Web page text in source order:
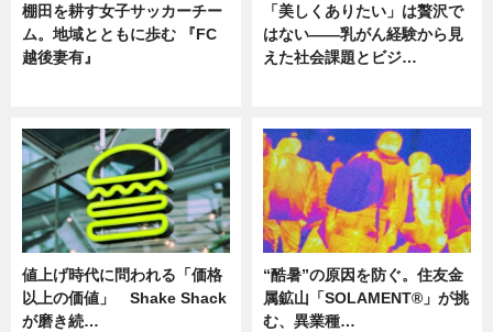
棚田を耕す女子サッカーチー
ム。地域とともに歩む 『FC
越後妻有』
「美しくありたい」は贅沢で
はない――乳がん経験から見
えた社会課題とビジ…
値上げ時代に問われる「価格
以上の価値」 Shake Shack
が磨き続…
“酷暑”の原因を防ぐ。住友金
属鉱山「SOLAMENT®」が挑
む、異業種…